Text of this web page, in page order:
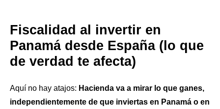
Fiscalidad al invertir en
Panamá desde España (lo que
de verdad te afecta)
Aquí no hay atajos: Hacienda va a mirar lo que ganes,
independientemente de que inviertas en Panamá o en